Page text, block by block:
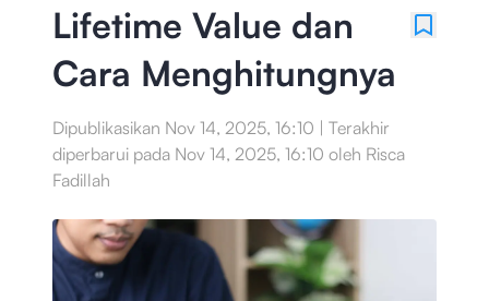
Lifetime Value dan
Cara Menghitungnya
Dipublikasikan Nov 14, 2025, 16:10 | Terakhir
diperbarui pada Nov 14, 2025, 16:10 oleh Risca
Fadillah